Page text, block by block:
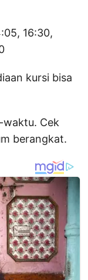
16:30,
kursi bisa
Cek
berangkat.